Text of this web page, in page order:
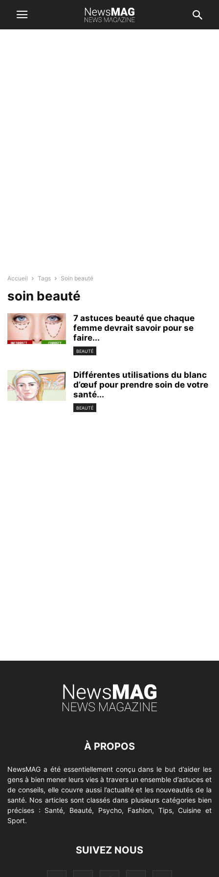
Accueil Tags Soin beauté
soin beauté
7 astuces beauté que chaque
femme devrait savoir pour se
faire...
BEAUTÉ
Différentes utilisations du blanc
d’œuf pour prendre soin de votre
santé...
BEAUTÉ
À PROPOS
NewsMAG a été essentiellement conçu dans le but d’aider les
gens à bien mener leurs vies à travers un ensemble d’astuces et
de conseils, elle couvre aussi l’actualité et les nouveautés de la
santé. Nos articles sont classés dans plusieurs catégories bien
précises : Santé, Beauté, Psycho, Fashion, Tips, Cuisine et
Sport.
SUIVEZ NOUS